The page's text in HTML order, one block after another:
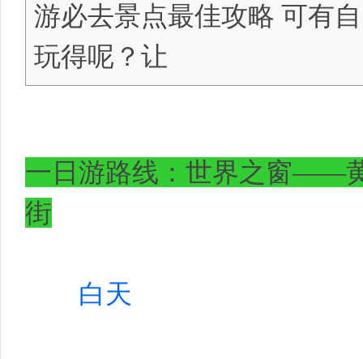
游必去景点最佳攻略 可有
玩得呢？让
一日游路线：世界之窗——
街
白天